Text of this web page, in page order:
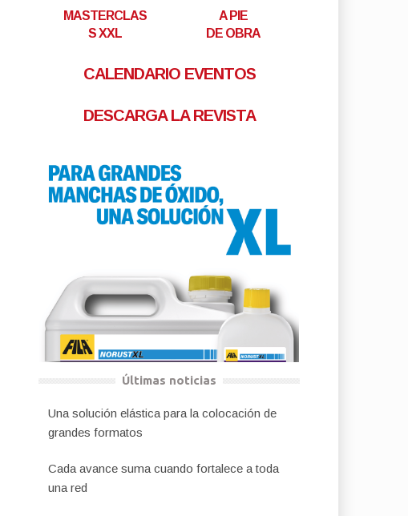
MASTERCLAS
S XXL
A PIE
DE OBRA
CALENDARIO EVENTOS
DESCARGA LA REVISTA
Últimas noticias
Una solución elástica para la colocación de
grandes formatos
Cada avance suma cuando fortalece a toda
una red